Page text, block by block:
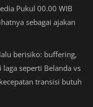
Pukul 00.00 WIB
sebagai ajakan
berisiko: buffering,
seperti Belanda vs
transisi butuh